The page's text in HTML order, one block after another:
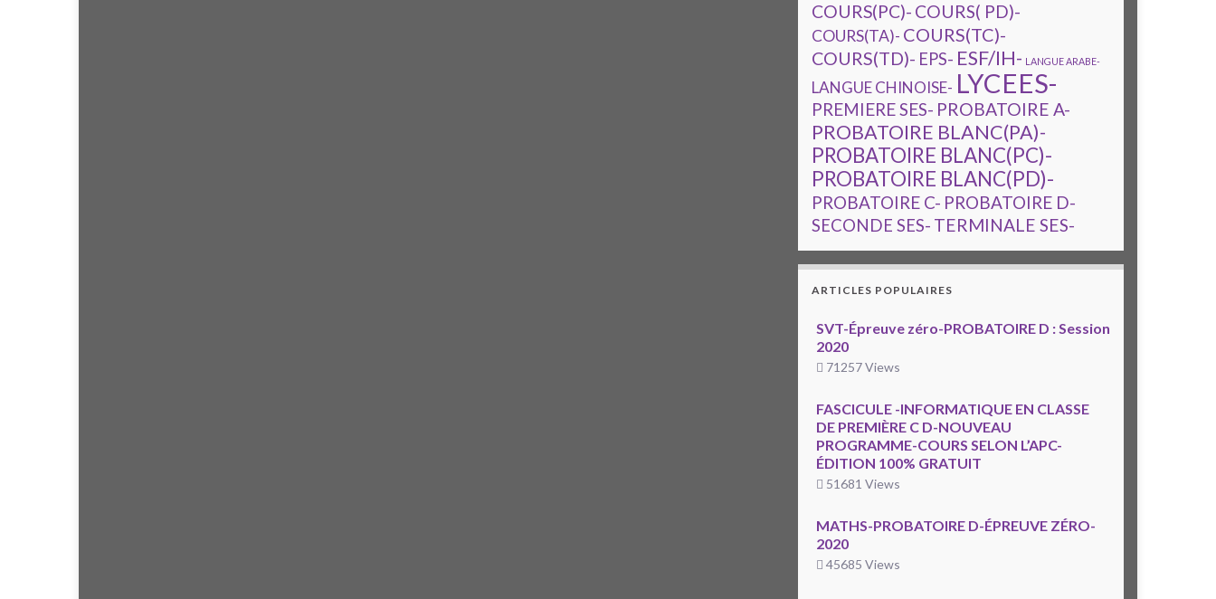
COURS(PC)- COURS( PD)-
COURS(TA)- COURS(TC)-
COURS(TD)- EPS- ESF/IH- LANGUE ARABE-
LANGUE CHINOISE- LYCEES-
PREMIERE SES- PROBATOIRE A-
PROBATOIRE BLANC(PA)-
PROBATOIRE BLANC(PC)-
PROBATOIRE BLANC(PD)-
PROBATOIRE C- PROBATOIRE D-
SECONDE SES- TERMINALE SES-
ARTICLES POPULAIRES
SVT-Épreuve zéro-PROBATOIRE D : Session
2020
71257 Views
FASCICULE -INFORMATIQUE EN CLASSE
DE PREMIÈRE C D-NOUVEAU
PROGRAMME-COURS SELON L’APC-
ÉDITION 100% GRATUIT
51681 Views
MATHS-PROBATOIRE D-ÉPREUVE ZÉRO-
2020
45685 Views